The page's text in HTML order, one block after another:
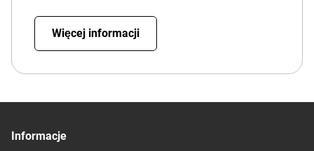
Więcej informacji
Informacje